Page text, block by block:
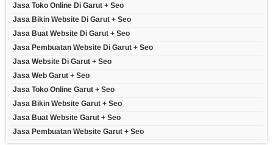
Jasa Toko Online Di Garut + Seo
Jasa Bikin Website Di Garut + Seo
Jasa Buat Website Di Garut + Seo
Jasa Pembuatan Website Di Garut + Seo
Jasa Website Di Garut + Seo
Jasa Web Garut + Seo
Jasa Toko Online Garut + Seo
Jasa Bikin Website Garut + Seo
Jasa Buat Website Garut + Seo
Jasa Pembuatan Website Garut + Seo